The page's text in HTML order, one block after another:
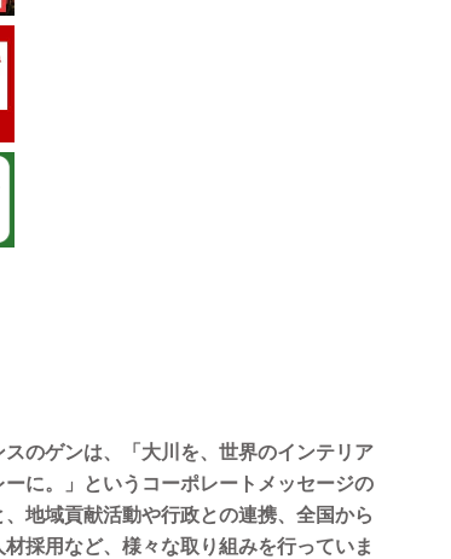
スのゲンは、「大川を、世界のインテリア
ーに。」というコーポレートメッセージの
、地域貢献活動や行政との連携、全国から
材採用など、様々な取り組みを行っていま